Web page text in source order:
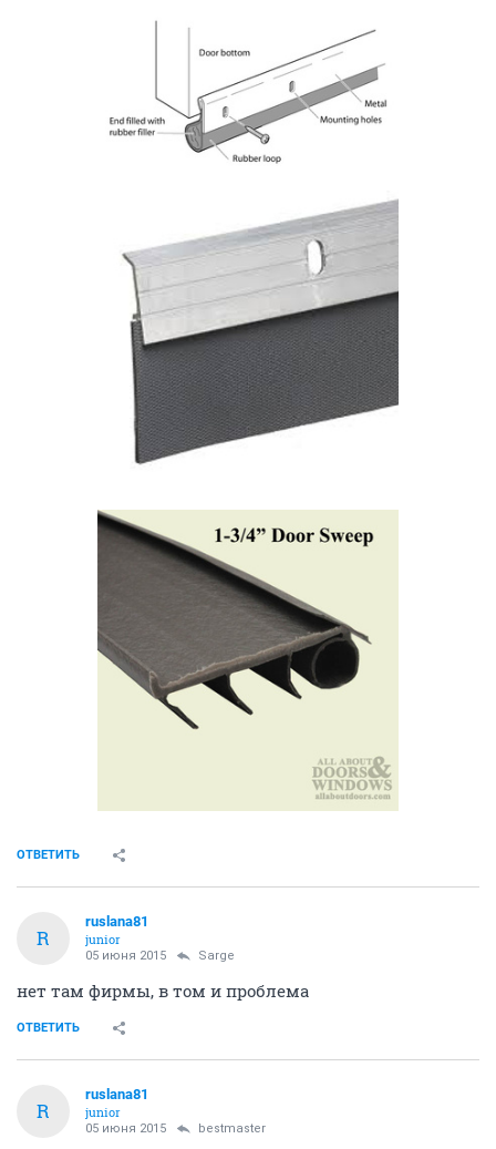
ОТВЕТИТЬ
R
ruslana81
junior
05 июня 2015 Sarge
нет там фирмы, в том и проблема
ОТВЕТИТЬ
R
ruslana81
junior
05 июня 2015 bestmaster